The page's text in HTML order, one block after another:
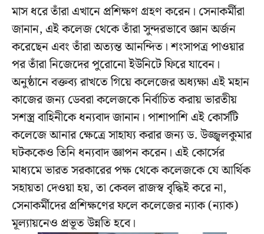
মাস ধরে তাঁরা এখানে প্রশিক্ষণ গ্রহণ করেন। সেনাকর্মীরা
জানান, এই কলেজ থেকে তাঁরা সুন্দরভাবে জ্ঞান অর্জন
করেছেন এবং তাঁরা অত্যন্ত আনন্দিত। শংসাপত্র পাওয়ার
পর তাঁরা নিজেদের পুরোনো ইউনিটে ফিরে যাবেন।
অনুষ্ঠানে বক্তব্য রাখতে গিয়ে কলেজের অধ্যক্ষা এই মহান
কাজের জন্য ডেবরা কলেজকে নির্বাচিত করায় ভারতীয়
সশস্ত্র বাহিনীকে ধন্যবাদ জানান। পাশাপাশি এই কোর্সটি
কলেজে আনার ক্ষেত্রে সাহায্য করার জন্য ড. উজ্জ্বলকুমার
ঘটককেও তিনি ধন্যবাদ জ্ঞাপন করেন। এই কোর্সের
মাধ্যমে ভারত সরকারের পক্ষ থেকে কলেজকে যে আর্থিক
সহায়তা দেওয়া হয়, তা কেবল রাজস্ব বৃদ্ধিই করে না,
সেনাকর্মীদের প্রশিক্ষণের ফলে কলেজের ন্যাক (ন্যাক)
মূল্যায়নেও প্রভূত উন্নতি হবে।